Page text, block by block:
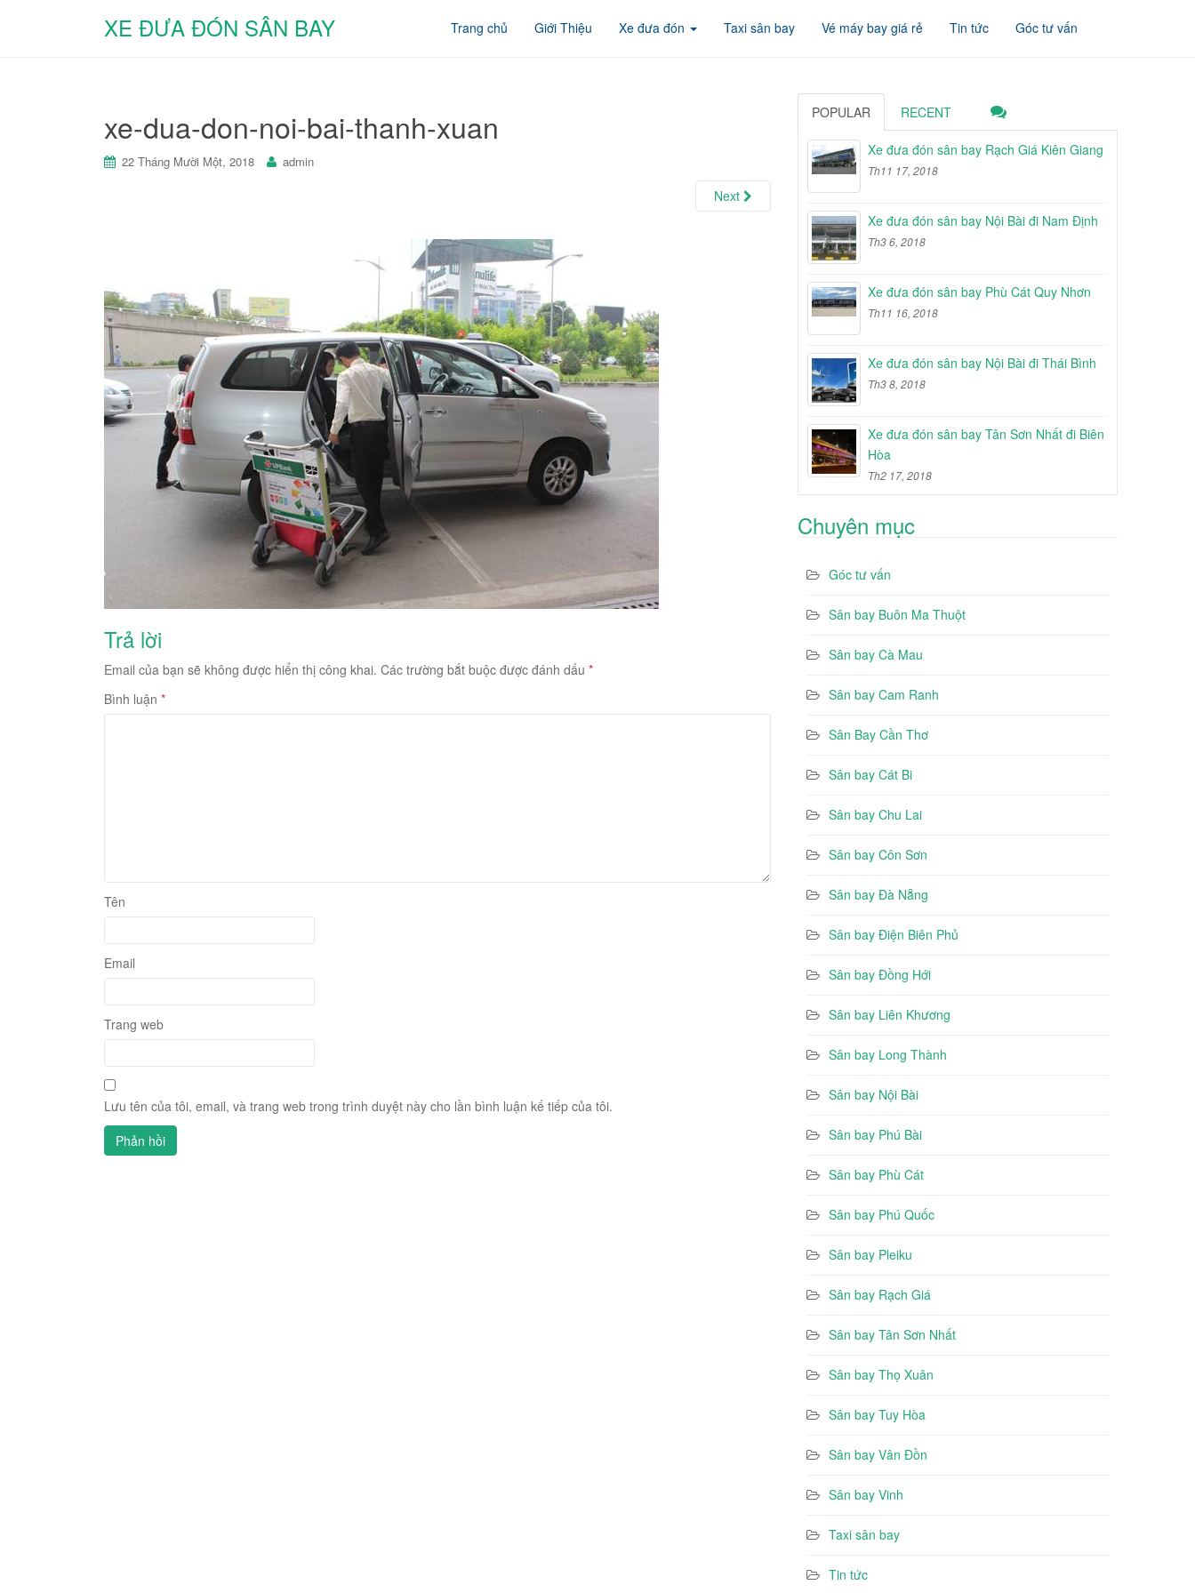
XE ĐƯA ĐÓN SÂN BAY Trang chủ Giới Thiệu Xe đưa đón Taxi sân bay Vé máy bay giá rẻ Tin tức Góc tư vấn
xe-dua-don-noi-bai-thanh-xuan
22 Tháng Mười Một, 2018 admin
Next
Trả lời
Email của bạn sẽ không được hiển thị công khai. Các trường bắt buộc được đánh dấu *
Bình luận *
Tên
Email
Trang web
Lưu tên của tôi, email, và trang web trong trình duyệt này cho lần bình luận kế tiếp của tôi.
POPULAR RECENT
Xe đưa đón sân bay Rạch Giá Kiên Giang
Th11 17, 2018
Xe đưa đón sân bay Nội Bài đi Nam Định
Th3 6, 2018
Xe đưa đón sân bay Phù Cát Quy Nhơn
Th11 16, 2018
Xe đưa đón sân bay Nội Bài đi Thái Bình
Th3 8, 2018
Xe đưa đón sân bay Tân Sơn Nhất đi Biên
Hòa
Th2 17, 2018
Chuyên mục
Góc tư vấn
Sân bay Buôn Ma Thuột
Sân bay Cà Mau
Sân bay Cam Ranh
Sân Bay Cần Thơ
Sân bay Cát Bi
Sân bay Chu Lai
Sân bay Côn Sơn
Sân bay Đà Nẵng
Sân bay Điện Biên Phủ
Sân bay Đồng Hới
Sân bay Liên Khương
Sân bay Long Thành
Sân bay Nội Bài
Sân bay Phú Bài
Sân bay Phù Cát
Sân bay Phú Quốc
Sân bay Pleiku
Sân bay Rạch Giá
Sân bay Tân Sơn Nhất
Sân bay Thọ Xuân
Sân bay Tuy Hòa
Sân bay Vân Đồn
Sân bay Vinh
Taxi sân bay
Tin tức